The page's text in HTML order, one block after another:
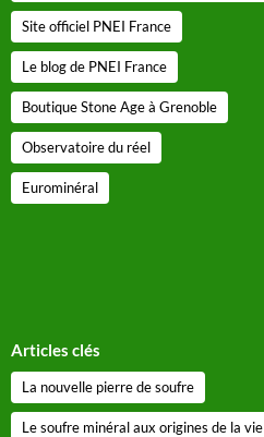
Site officiel PNEI France
Le blog de PNEI France
Boutique Stone Age à Grenoble
Observatoire du réel
Eurominéral
Articles clés
La nouvelle pierre de soufre
Le soufre minéral aux origines de la vie